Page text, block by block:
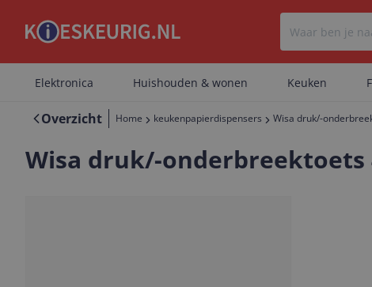
Elektronica Huishouden & wonen Keuken
Overzicht Home keukenpapierdispensers Wisa druk/-
Wisa druk/-onderbreektoets